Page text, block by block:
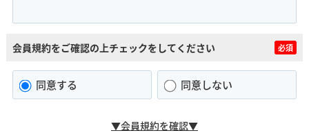
会員規約をご確認の上チェックをしてください 必須
同意する 同意しない
▼会員規約を確認▼